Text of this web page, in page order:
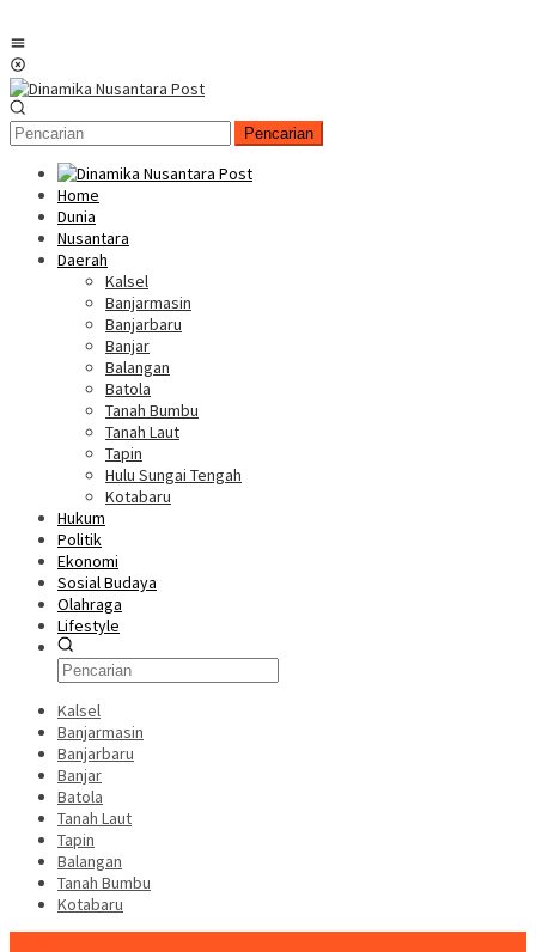
Pencarian
Home
Dunia
Nusantara
Daerah
Kalsel
Banjarmasin
Banjarbaru
Banjar
Balangan
Batola
Tanah Bumbu
Tanah Laut
Tapin
Hulu Sungai Tengah
Kotabaru
Hukum
Politik
Ekonomi
Sosial Budaya
Olahraga
Lifestyle
Kalsel
Banjarmasin
Banjarbaru
Banjar
Batola
Tanah Laut
Tapin
Balangan
Tanah Bumbu
Kotabaru